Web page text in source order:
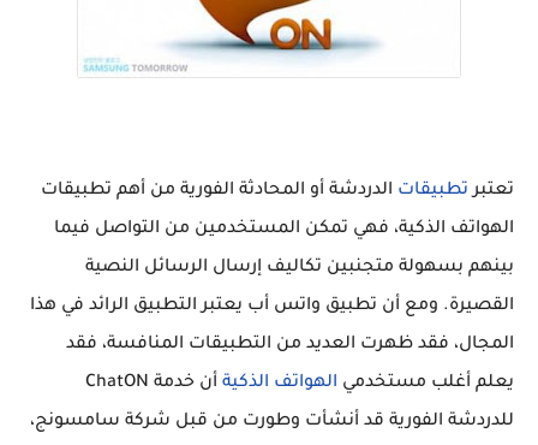
تعتبرتطبيقات الدردشة أو المحادثة الفورية من أهم تطبيقات
الهواتف الذكية، فهي تمكن المستخدمين من التواصل فيما
بينهم بسهولة متجنبين تكاليف إرسال الرسائل النصية
القصيرة. ومع أن تطبيق واتس أب يعتبر التطبيق الرائد في هذا
المجال، فقد ظهرت العديد من التطبيقات المنافسة، فقد
يعلم أغلب مستخدمي الهواتف الذكية
أن خدمة ChatON
للدردشة الفورية قد أنشأت وطورت من قبل شركة سامسونج،